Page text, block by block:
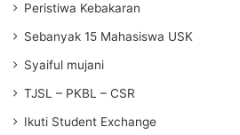
Peristiwa Kebakaran
Sebanyak 15 Mahasiswa USK
Syaiful mujani
TJSL – PKBL – CSR
Ikuti Student Exchange